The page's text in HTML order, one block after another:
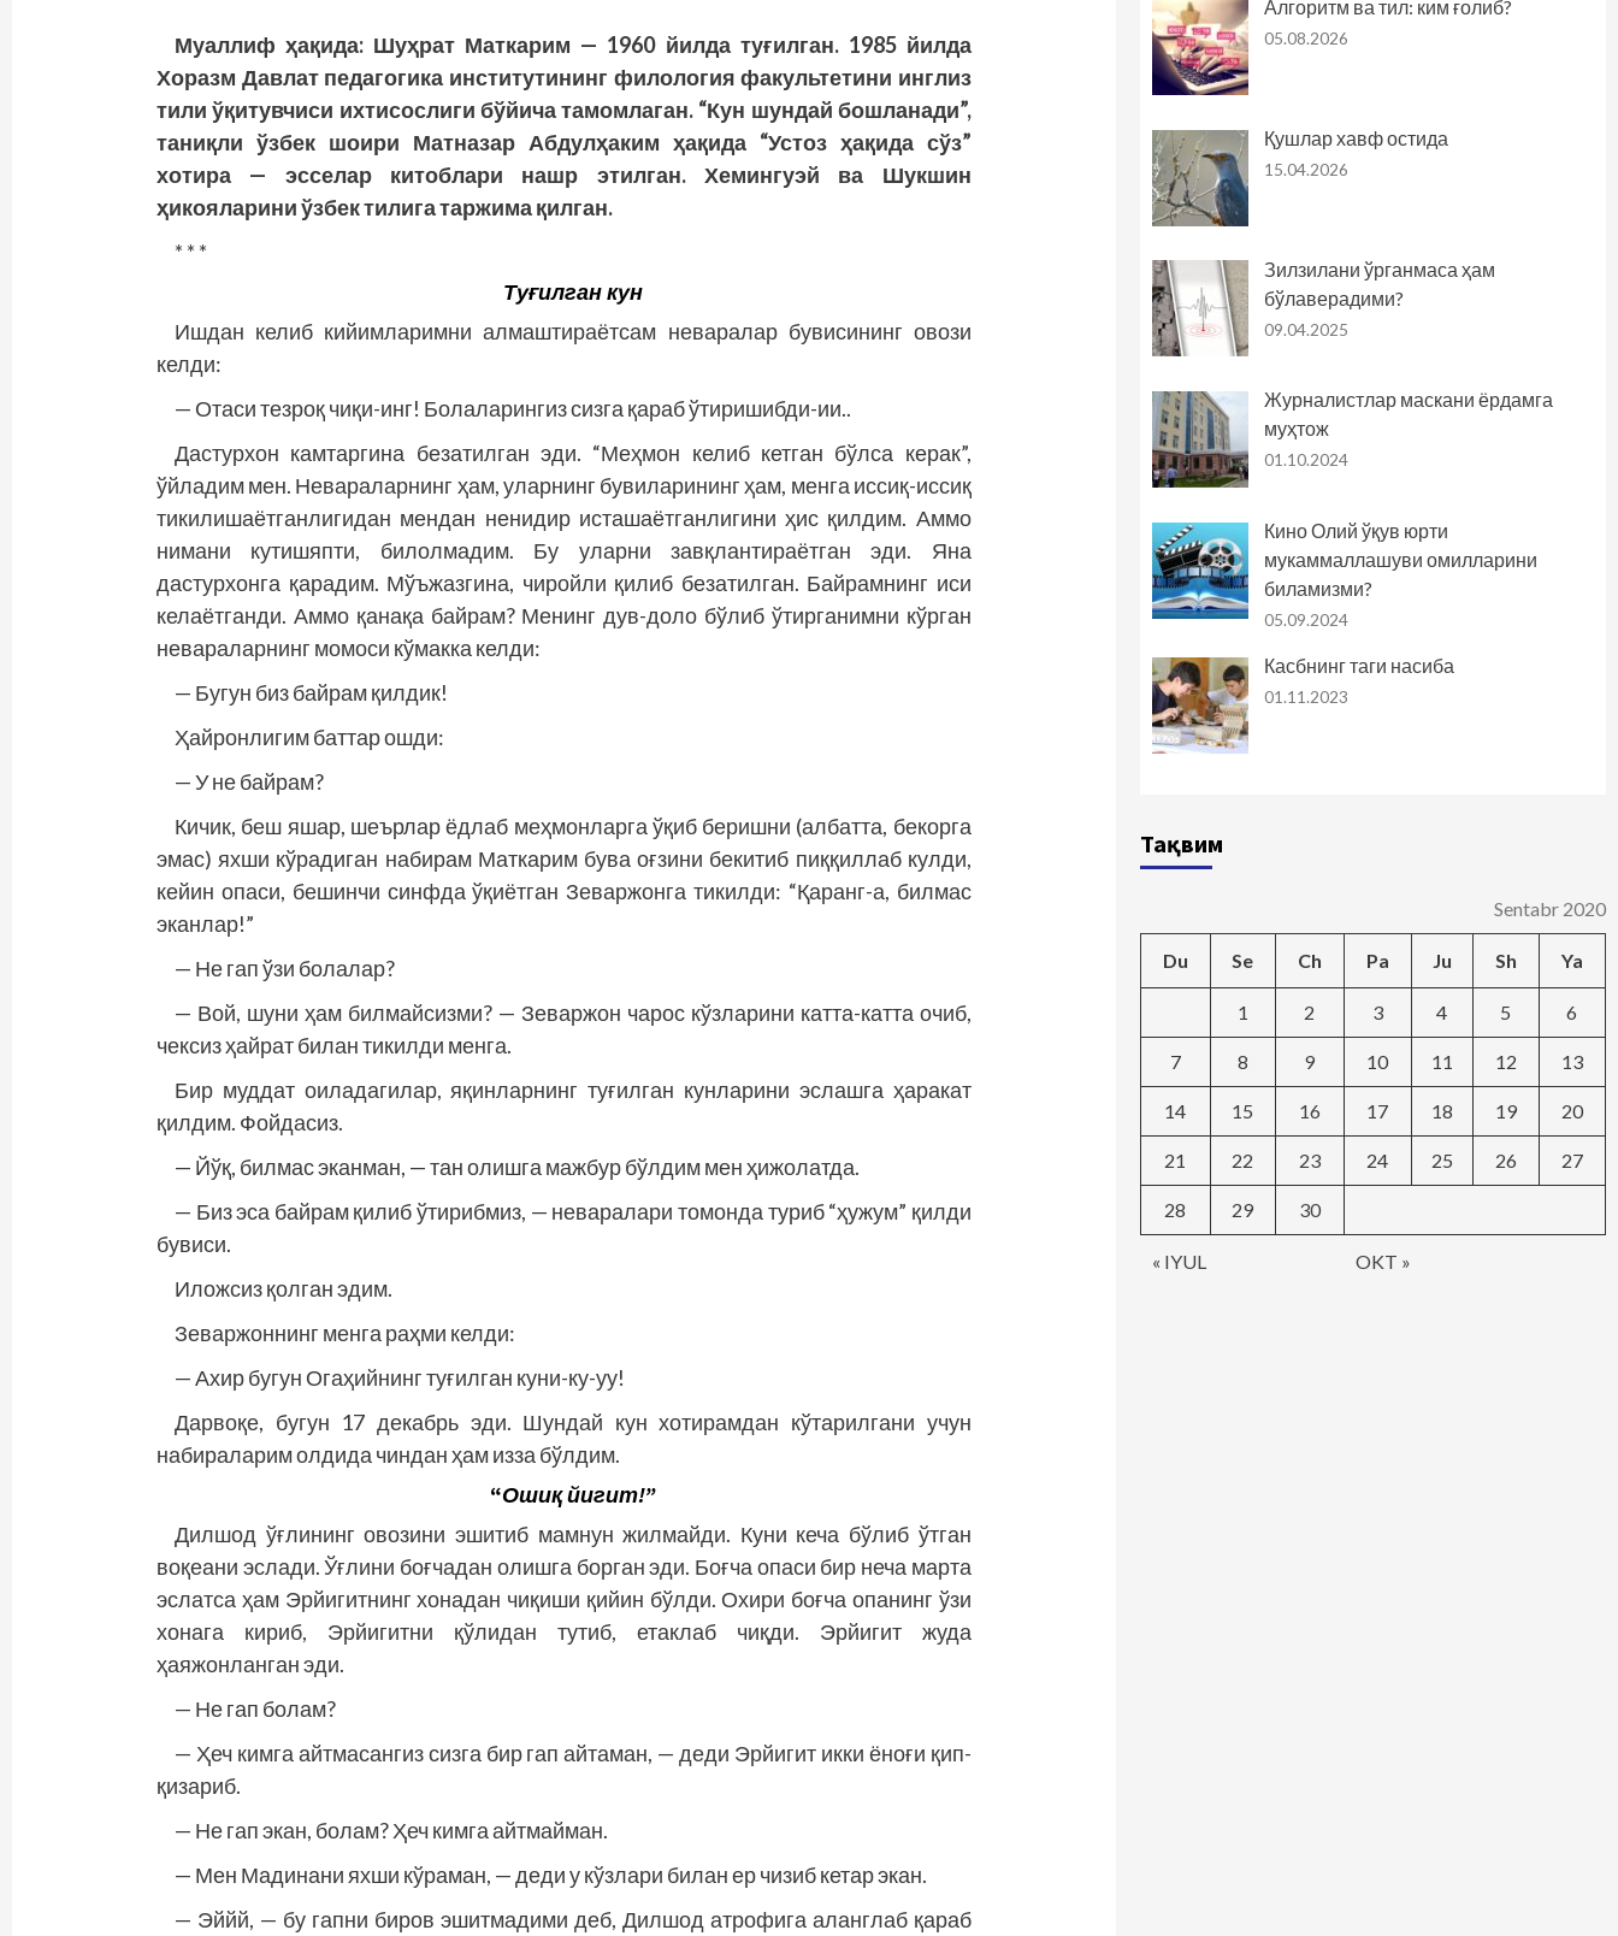
Муаллиф ҳақида: Шуҳрат Маткарим — 1960 йилда туғилган. 1985 йилда
Хоразм Давлат педагогика институтининг филология факультетини инглиз
тили ўқитувчиси ихтисослиги бўйича тамомлаган. “Кун шундай бошланади”,
таниқли ўзбек шоири Матназар Абдулҳаким ҳақида “Устоз ҳақида сўз”
хотира — эсселар китоб­лари нашр этилган. Хемингуэй ва Шукшин
ҳикояларини ўзбек тилига таржима қилган.
* * *
Туғилган кун
Ишдан келиб кийимларимни алмаштираётсам неваралар бувисининг овози
келди:
— Отаси тезроқ чиқи-инг! Болаларингиз сизга қараб ўтиришибди-ии..
Дастурхон камтаргина безатилган эди. “Меҳмон келиб кетган бўлса керак”,
ўйладим мен. Невараларнинг ҳам, уларнинг бувиларининг ҳам, менга иссиқ-иссиқ
тикилишаётганлигидан мендан ненидир исташаётганлигини ҳис қилдим. Аммо
нимани кутишяпти, билолмадим. Бу уларни завқлантираётган эди. Яна
дастурхонга қарадим. Мўъжазгина, чиройли қилиб беза­тилган. Байрамнинг иси
келаётганди. Аммо қанақа байрам? Менинг дув-доло бўлиб ўтирганимни кўрган
невараларнинг момоси кўмакка келди:
— Бугун биз байрам қилдик!
Ҳайронлигим баттар ошди:
— У не байрам?
Кичик, беш яшар, шеърлар ёдлаб меҳмонларга ўқиб беришни (албатта, бекорга
эмас) яхши кўрадиган набирам Маткарим бува оғзини бекитиб пиққиллаб кулди,
кейин опаси, бешинчи синфда ўқиётган Зеваржонга тикилди: “Қаранг-а, билмас
эканлар!”
— Не гап ўзи болалар?
— Вой, шуни ҳам билмайсизми? — Зеваржон чарос кўзларини катта-катта очиб,
чексиз ҳайрат билан тикилди менга.
Бир муддат оиладагилар, яқинларнинг туғилган кунларини эслашга ҳаракат
қилдим. Фойдасиз.
— Йўқ, билмас эканман, — тан олишга мажбур бўлдим мен ҳижолатда.
— Биз эса байрам қилиб ўтирибмиз, — неваралари томонда туриб “ҳужум” қилди
бувиси.
Иложсиз қолган эдим.
Зеваржоннинг менга раҳми кел­ди:
— Ахир бугун Огаҳийнинг туғилган куни-ку-уу!
Дарвоқе, бугун 17 декабрь эди. Шундай кун хотирамдан кўтарилгани учун
набираларим олдида чиндан ҳам изза бўлдим.
“Ошиқ йигит!”
Дилшод ўғлининг овозини эшитиб мамнун жилмайди. Куни кеча бўлиб ўтган
воқеани эслади. Ўғлини боғчадан олишга борган эди. Боғча опаси бир неча марта
эслатса ҳам Эрйигитнинг хонадан чиқиши қийин бўлди. Охири боғча опанинг ўзи
хонага кириб, Эрйигитни қўлидан тутиб, етак­лаб чиқди. Эрйигит жуда
ҳаяжонланган эди.
— Не гап болам?
— Ҳеч кимга айтмасангиз сизга бир гап айтаман, — деди Эрйигит икки ёноғи қип-
қизариб.
— Не гап экан, болам? Ҳеч кимга айтмайман.
— Мен Мадинани яхши кўраман, — деди у кўзлари билан ер чизиб кетар экан.
— Эййй, — бу гапни биров эшитмадими деб, Дилшод атрофига аланглаб қараб
Алгоритм ва тил: ким ғолиб?
05.08.2026
Қушлар хавф остида
15.04.2026
Зилзилани ўрганмаса ҳам
бўлаверадими?
09.04.2025
Журналистлар маскани ёрдамга
муҳтож
01.10.2024
Кино Олий ўқув юрти
мукаммаллашуви омилларини
биламизми?
05.09.2024
Касбнинг таги насиба
01.11.2023
Тақвим
Sentabr 2020
Du Se Ch Pa Ju Sh Ya
« IYUL OKT »
1 2 3 4 5 6
7 8 9 10 11 12 13
14 15 16 17 18 19 20
21 22 23 24 25 26 27
28 29 30